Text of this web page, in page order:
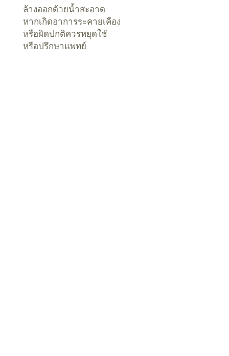
ล้างออกด้วยน้ำสะอาด
หากเกิดอาการระคายเคือง
หรือผิดปกติควรหยุดใช้
หรือปรึกษาแพทย์